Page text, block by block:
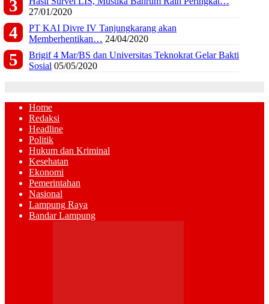
27/01/2020
PT KAI Divre IV Tanjungkarang akan
Memberhentikan… 24/04/2020
Brigif 4 Mar/BS dan Universitas Teknokrat Gelar Bakti
Sosial 05/05/2020
Home
Redaksi
Headline
Politik
Hukum dan Kriminal
Kesehatan
Ekonomi
Pemerintahan
Nasional
Lampung Raya
Bandar Lampung